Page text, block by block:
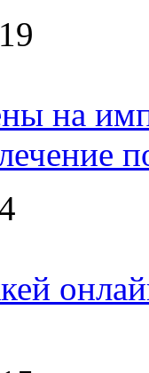
на